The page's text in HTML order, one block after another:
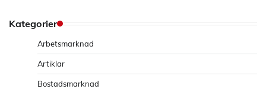
Kategorier
Arbetsmarknad
Artiklar
Bostadsmarknad